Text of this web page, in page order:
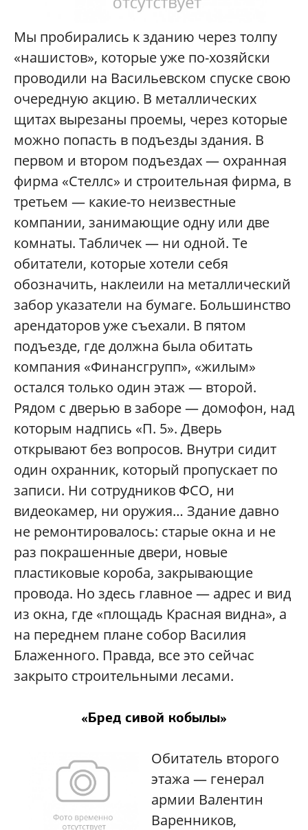
Мы пробирались к зданию через толпу
«нашистов», которые уже по-хозяйски
проводили на Васильевском спуске свою
очередную акцию. В металлических
щитах вырезаны проемы, через которые
можно попасть в подъезды здания. В
первом и втором подъездах — охранная
фирма «Стеллс» и строительная фирма, в
третьем — какие-то неизвестные
компании, занимающие одну или две
комнаты. Табличек — ни одной. Те
обитатели, которые хотели себя
обозначить, наклеили на металлический
забор указатели на бумаге. Большинство
арендаторов уже съехали. В пятом
подъезде, где должна была обитать
компания «Финансгрупп», «жилым»
остался только один этаж — второй.
Рядом с дверью в заборе — домофон, над
которым надпись «П. 5». Дверь
открывают без вопросов. Внутри сидит
один охранник, который пропускает по
записи. Ни сотрудников ФСО, ни
видеокамер, ни оружия… Здание давно
не ремонтировалось: старые окна и не
раз покрашенные двери, новые
пластиковые короба, закрывающие
провода. Но здесь главное — адрес и вид
из окна, где «площадь Красная видна», а
на переднем плане собор Василия
Блаженного. Правда, все это сейчас
закрыто строительными лесами.
«Бред сивой кобылы»
Обитатель второго
этажа — генерал
армии Валентин
Варенников,